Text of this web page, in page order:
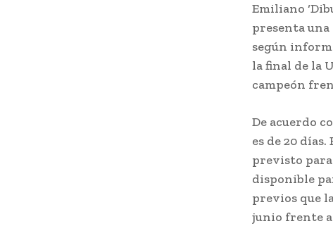
Emiliano
presenta
según
la final de la
campeón
De acuerdo
es de 20
previsto
disponible
previos que
junio frente